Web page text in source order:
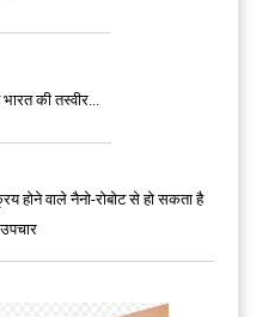
की तस्वीर...
होने वाले नैनो-रोबोट से हो सकता है